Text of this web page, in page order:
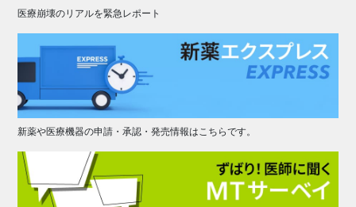
医療崩壊のリアルを緊急レポート
新薬や医療機器の申請・承認・発売情報はこちらです。